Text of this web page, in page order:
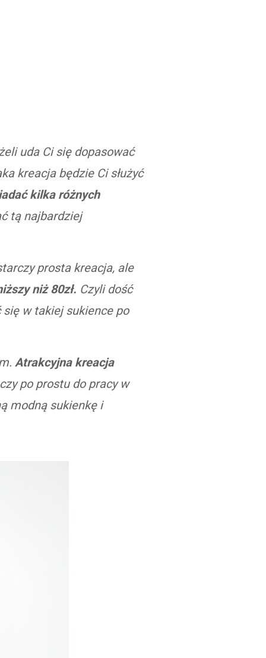
uda Ci się dopasować
kreacja będzie Ci służyć
kilka różnych
tą najbardziej
prosta kreacja, ale
niż 80zł. Czyli dość
w takiej sukience po
Atrakcyjna kreacja
po prostu do pracy w
modną sukienkę i